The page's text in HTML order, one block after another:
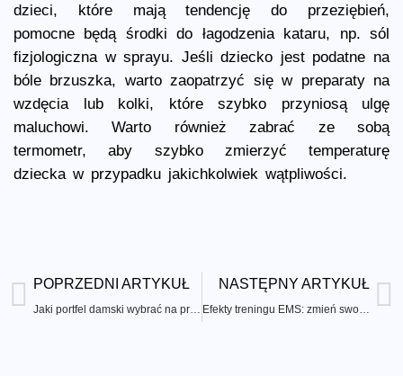
dzieci, które mają tendencję do przeziębień,
pomocne będą środki do łagodzenia kataru, np. sól
fizjologiczna w sprayu. Jeśli dziecko jest podatne na
bóle brzuszka, warto zaopatrzyć się w preparaty na
wzdęcia lub kolki, które szybko przyniosą ulgę
maluchowi. Warto również zabrać ze sobą
termometr, aby szybko zmierzyć temperaturę
dziecka w przypadku jakichkolwiek wątpliwości.
POPRZEDNI ARTYKUŁ NASTĘPNY ARTYKUŁ
Efekty treningu EMS: zmień swoją sylwetkę!